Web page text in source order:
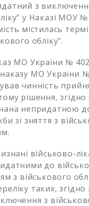
з
у Наказі МОУ
містилась
обліку".
МО України №
МО України
чинність
рішення, згідно
непридатною
зі зняття з
військово-
до
з військового
таких, згідно
з